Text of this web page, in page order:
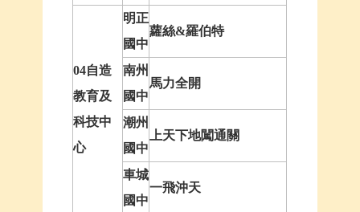
04自造
教育及
科技中
心
明正
國中
蘿絲&羅伯特
南州
國中
馬力全開
潮州
國中
上天下地闖通關
車城
國中
一飛沖天